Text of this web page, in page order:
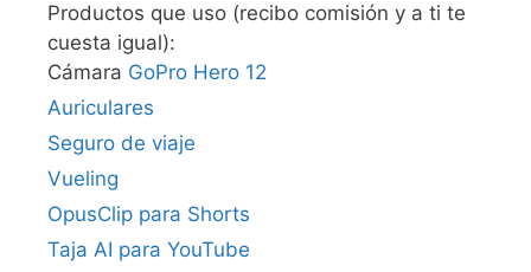
Productos que uso (recibo comisión y a ti te
cuesta igual):
Cámara GoPro Hero 12
Auriculares
Seguro de viaje
Vueling
OpusClip para Shorts
Taja AI para YouTube